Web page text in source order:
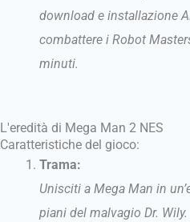
download e installazione
combattere i Robot
minuti.
L'eredità di Mega Man 2 NES
Caratteristiche del gioco:
Trama:
Unisciti a Mega Man in
piani del malvagio Dr.